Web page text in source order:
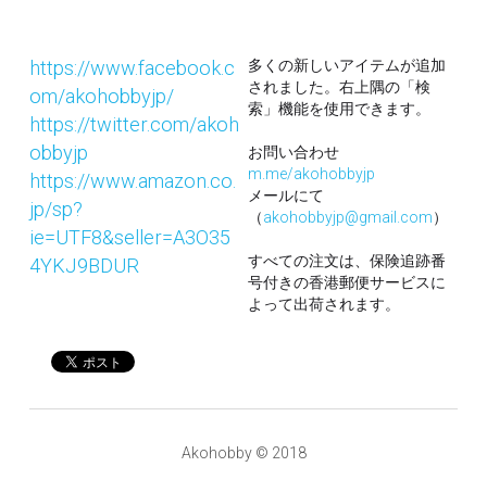
https://www.facebook.c
om/akohobbyjp/
https://twitter.com/akoh
obbyjp
https://www.amazon.co.
jp/sp?
ie=UTF8&seller=A3O35
4YKJ9BDUR
多くの新しいアイテムが追加
されました。右上隅の「検
索」機能を使用できます。
お問い合わせ
m.me/akohobbyjp
メールにて
（akohobbyjp@gmail.com）
すべての注文は、保険追跡番
号付きの香港郵便サービスに
よって出荷されます。
Akohobby © 2018